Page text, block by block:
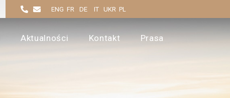
ENG FR DE IT UKR PL
Aktualności Kontakt Prasa